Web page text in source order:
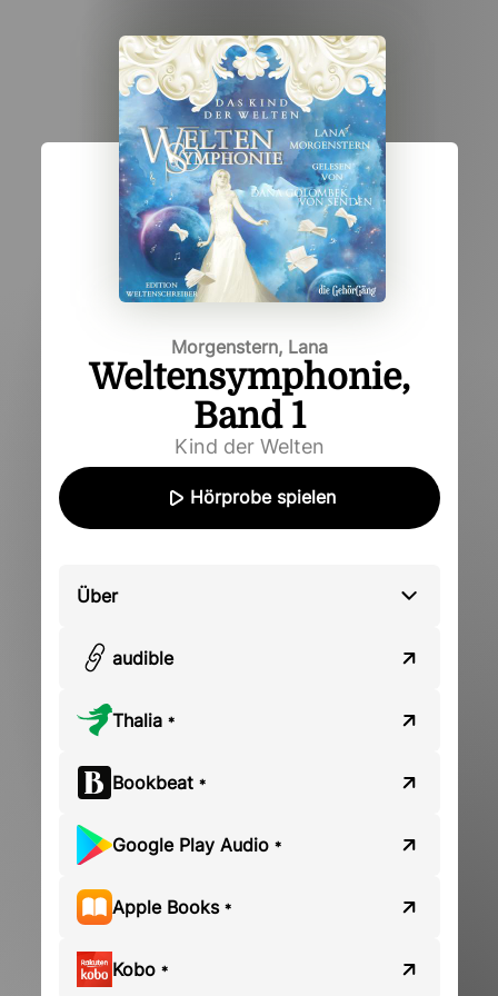
Morgenstern, Lana
Weltensymphonie,
Band 1
Kind der Welten
Hörprobe spielen
Über
audible
Thalia *
Bookbeat *
Google Play Audio *
Apple Books *
Kobo *